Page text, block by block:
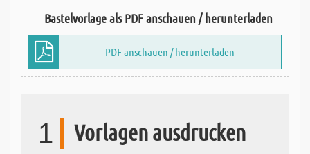
Bastelvorlage als PDF anschauen / herunterladen
PDF anschauen / herunterladen
1 Vorlagen ausdrucken